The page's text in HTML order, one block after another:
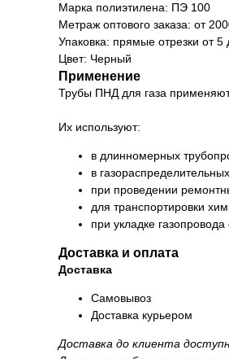
Марка полиэтилена: ПЭ 100
Метраж оптового заказа: от
Упаковка: прямые отрезки от 5
Цвет: Черный
Применение
Трубы ПНД для газа
Их используют:
в длинномерных
в
при проведении
для транспортировки
при укладке
Доставка и оплата
Доставка
Самовывоз
Доставка курьером
Доставка до клиента